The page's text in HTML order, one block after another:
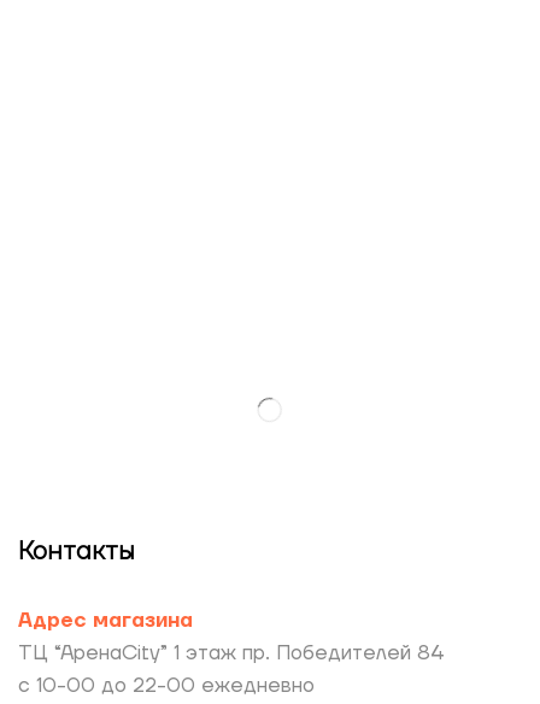
Контакты
Адрес магазина
ТЦ “АренаCity” 1 этаж пр. Победителей 84
с 10-00 до 22-00 ежедневно